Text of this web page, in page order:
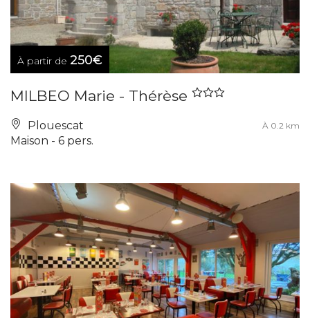
À partir de 250€
MILBEO Marie - Thérèse
Plouescat À 0.2 km
Maison - 6 pers.